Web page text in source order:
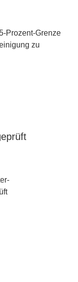
Prozent-Grenze
zu